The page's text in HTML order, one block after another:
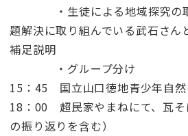
・生徒による地域探究の取
題解決に取り組んでいる武石さん
補足説明
・グループ分け
15：45 国立山口徳地青少年自然
18：00 超民家やまねにて、瓦そ
の振り返りを含む）